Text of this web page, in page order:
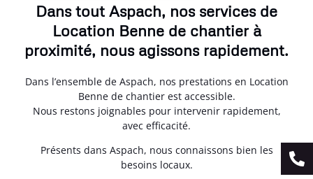
Dans tout Aspach, nos services de
Location Benne de chantier à
proximité, nous agissons rapidement.
Dans l’ensemble de Aspach, nos prestations en Location
Benne de chantier est accessible.
Nous restons joignables pour intervenir rapidement,
avec efficacité.
Présents dans Aspach, nous connaissons bien les
besoins locaux.